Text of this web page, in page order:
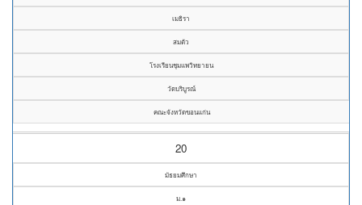
เมธิรา
สมตัว
โรงเรียนชุมแพวิทยายน
วัดบริบูรณ์
คณะจังหวัดขอนแก่น
20
มัธยมศึกษา
ม.๑